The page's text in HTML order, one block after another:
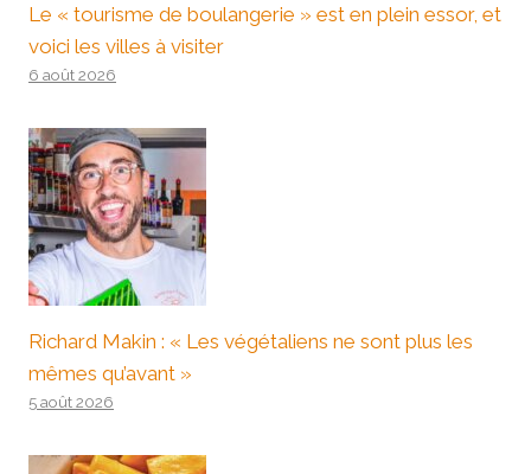
Le « tourisme de boulangerie » est en plein essor, et
voici les villes à visiter
6 août 2026
Richard Makin : « Les végétaliens ne sont plus les
mêmes qu’avant »
5 août 2026